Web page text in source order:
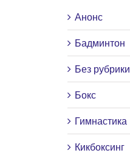
Анонс
Бадминтон
Без рубрики
Бокс
Гимнастика
Кикбоксинг